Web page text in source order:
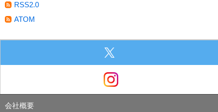
RSS2.0
ATOM
会社概要